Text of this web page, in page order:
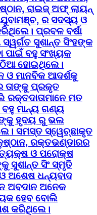
ରାଇଜ୍ ଅଫ୍ ଲାୟନ୍
ଯୁବାମଞ୍ଚ, ର ସଦସ୍ୟ ଓ
ପ୍ରବଳ ବର୍ଷା
ସୁଶାନ୍ତ ସିଂହଙ୍କ
ପାଇଁ ବହୁ ସଂଖ୍ୟକ
ଠିଆ ହୋଇଥିଲେ।
ଓ ମାନବିକ ଆଦର୍ଶକୁ
ତାଙ୍କୁ ପ୍ରକୃତ
ମତ
ମାନ୍ୟ ଗଣ୍ୟ
ଙ୍କୁ ହୃଦୟ ରୁ ଭଲ
ସମସ୍ତ ସ୍ୱେଚ୍ଛାକୃତ
ରକ୍ତଭଣ୍ଡାରର
ଓ ପରୋକ୍ଷ
ସୁଶାନ୍ତ ସିଂ ସ୍ମୃତି
ଅଶେଷ ଧନ୍ୟବାଦ
ଅବଦାନ ଅନେକ
ହେବ ବୋଲି
କରିଥିଲେ।